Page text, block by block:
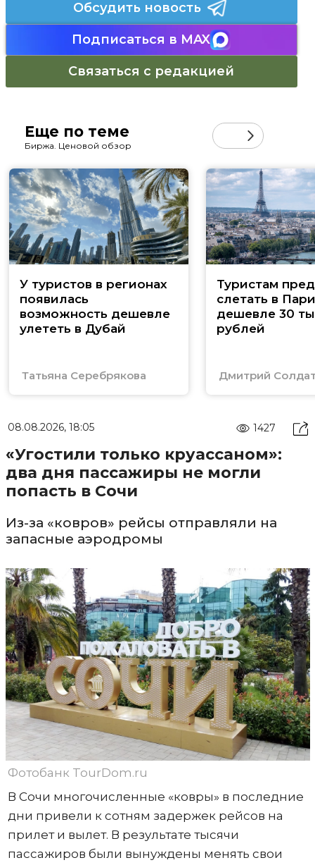
Обсудить новость
Подписаться в MAX
Связаться с редакцией
Еще по теме
Биржа. Ценовой обзор
У туристов в регионах
появилась
возможность дешевле
улететь в Дубай
Татьяна Серебрякова
Туристам
слетать в
дешевле 30
рублей
Дмитрий
08.08.2026, 18:05 1427
«Угостили только круассаном»:
два дня пассажиры не могли
попасть в Сочи
Из-за «ковров» рейсы отправляли на
запасные аэродромы
Фотобанк TourDom.ru
В Сочи многочисленные «ковры» в последние
дни привели к сотням задержек рейсов на
прилет и вылет. В результате тысячи
пассажиров были вынуждены менять свои